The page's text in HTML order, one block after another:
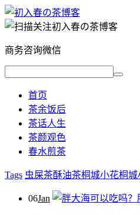
商务咨询微信
首页
茶余饭后
茶话人生
茶颜观色
春水煎茶
Tags 虫屎茶酥油茶桐城小花桐城
06Jan